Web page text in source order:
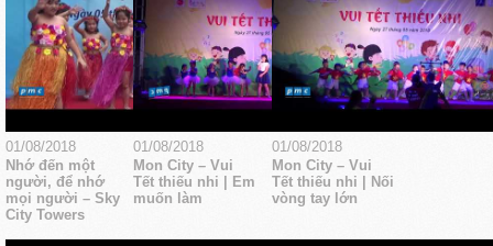
01/08/2018
Nhớ đến một
người, để nhớ
mọi người – Sky
City Towers
01/08/2018
Mon City – Vui
Tết thiếu nhi | Em
muốn làm
01/08/2018
Mon City – Vui
Tết thiếu nhi | Nối
vòng tay lớn